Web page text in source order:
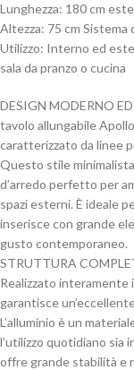
Lunghezza: 180 cm
Altezza: 75 cm
Utilizzo: Interno ed
sala da pranzo o cucina
DESIGN MODERNO
tavolo allungabile
caratterizzato da linee
Questo stile
d’arredo perfetto per
spazi esterni. È ideale
inserisce con grande
gusto contemporaneo.
STRUTTURA
Realizzato interamente
garantisce
L’alluminio è un
l’utilizzo quotidiano sia
offre grande stabilità e